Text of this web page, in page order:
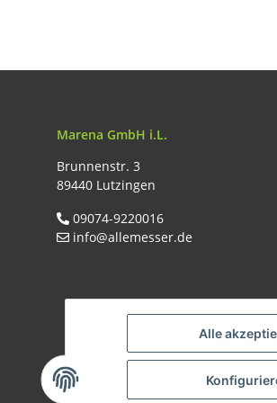
Alle
Marena GmbH i.L.
Brunnenstr. 3
89440 Lutzingen
09074-9220016
info@allemesser.de
Vertrag widerrufen